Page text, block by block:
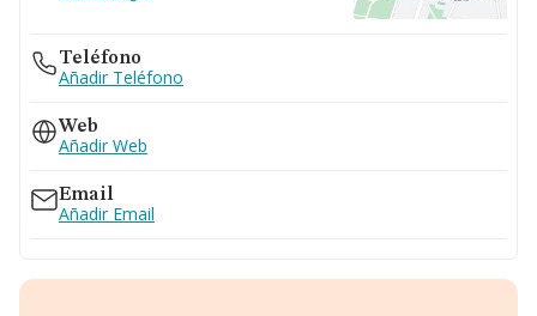
Teléfono
Añadir Teléfono
Web
Añadir Web
Email
Añadir Email